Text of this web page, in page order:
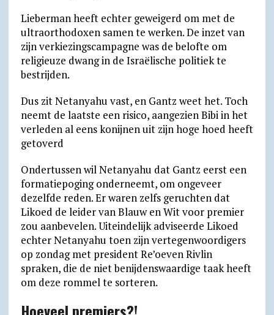
Lieberman heeft echter geweigerd om met de
ultraorthodoxen samen te werken. De inzet van
zijn verkiezingscampagne was de belofte om
religieuze dwang in de Israëlische politiek te
bestrijden.
Dus zit Netanyahu vast, en Gantz weet het. Toch
neemt de laatste een risico, aangezien Bibi in het
verleden al eens konijnen uit zijn hoge hoed heeft
getoverd
Ondertussen wil Netanyahu dat Gantz eerst een
formatiepoging onderneemt, om ongeveer
dezelfde reden. Er waren zelfs geruchten dat
Likoed de leider van Blauw en Wit voor premier
zou aanbevelen. Uiteindelijk adviseerde Likoed
echter Netanyahu toen zijn vertegenwoordigers
op zondag met president Re’oeven Rivlin
spraken, die de niet benijdenswaardige taak heeft
om deze rommel te sorteren.